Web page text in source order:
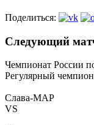
Поделиться:
Следующий
Чемпионат России
Регулярный
Слава-МАР
VS